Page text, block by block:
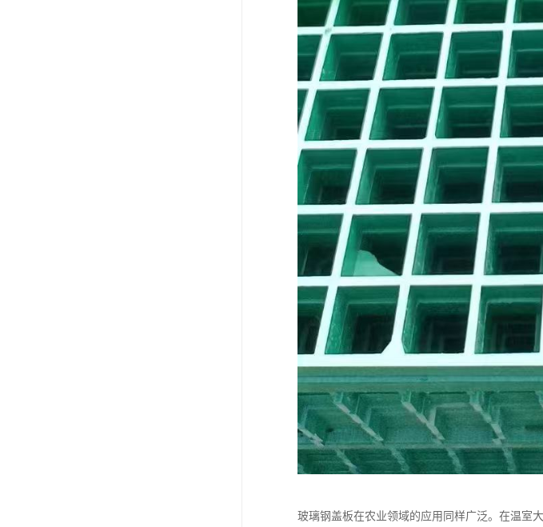
玻璃钢盖板在农业领域的应用同样广泛。在温室